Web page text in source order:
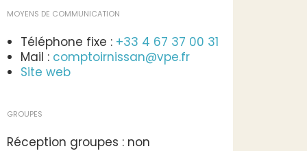
MOYENS DE COMMUNICATION
Téléphone fixe : +33 4 67 37 00 31
Mail : comptoirnissan@vpe.fr
Site web
GROUPES
Réception groupes : non